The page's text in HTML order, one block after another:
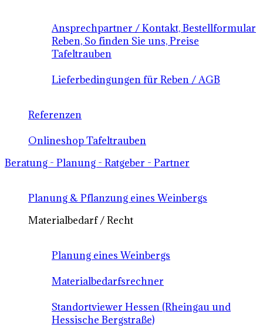
Ansprechpartner / Kontakt, Bestellformular
Reben, So finden Sie uns, Preise
Tafeltrauben
Lieferbedingungen für Reben / AGB
Referenzen
Onlineshop Tafeltrauben
Beratung - Planung - Ratgeber - Partner
Planung & Pflanzung eines Weinbergs
Materialbedarf / Recht
Planung eines Weinbergs
Materialbedarfsrechner
Standortviewer Hessen (Rheingau und
Hessische Bergstraße)